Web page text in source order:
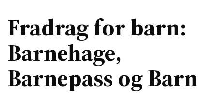
Fradrag for barn:
Barnehage,
Barnepass og Barn